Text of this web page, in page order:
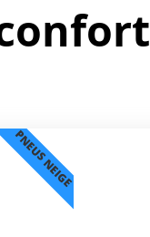
PNEUS NEIGE